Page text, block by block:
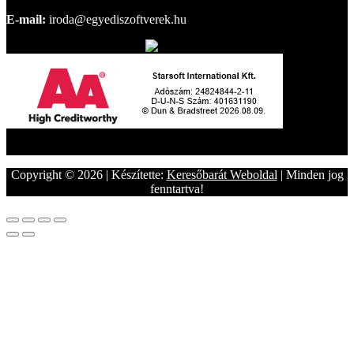
E-mail: iroda@egyediszoftverek.hu
Copyright © 2026 | Készítette: Keresőbarát Weboldal | Minden jog
fenntartva!